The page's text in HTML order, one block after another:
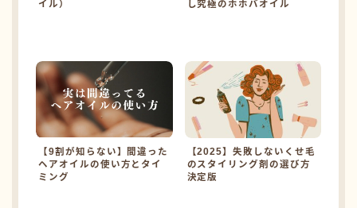
イル）
し究極のホホバオイル
【9割が知らない】間違った
ヘアオイルの使い方とタイ
ミング
【2025】失敗しないくせ毛
のスタイリング剤の選び方
決定版